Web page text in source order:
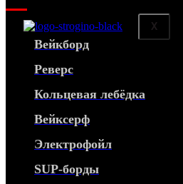
X
Вейкборд
Реверс
Кольцевая лебёдка
Вейксерф
Электрофойл
SUP-борды